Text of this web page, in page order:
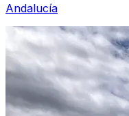
Andalucía